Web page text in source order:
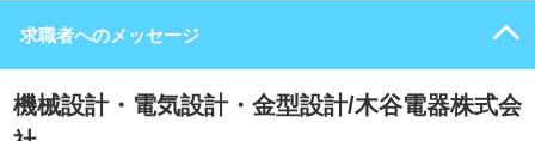
求職者へのメッセージ
機械設計・電気設計・金型設計/木谷電器株式会